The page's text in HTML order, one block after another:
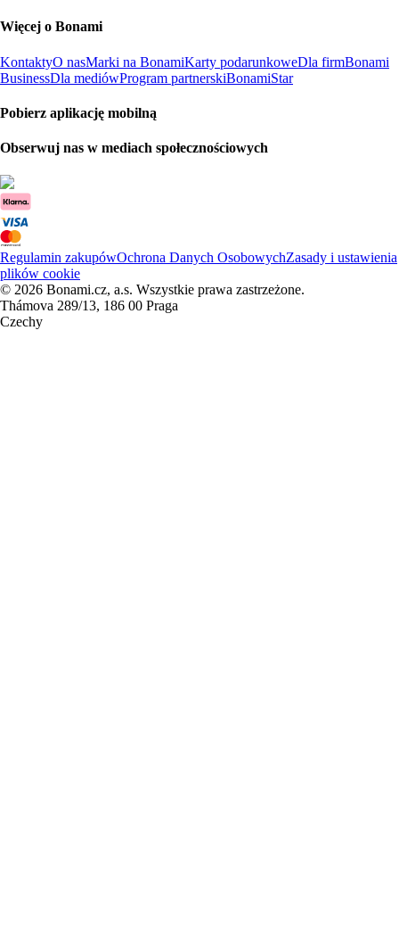
Więcej o Bonami
KontaktyO nasMarki na BonamiKarty podarunkoweDla firmBonami
BusinessDla mediówProgram partnerskiBonamiStar
Pobierz aplikację mobilną
Obserwuj nas w mediach społecznościowych
Regulamin zakupówOchrona Danych OsobowychZasady i ustawienia
plików cookie
© 2026 Bonami.cz, a.s. Wszystkie prawa zastrzeżone.
Thámova 289/13, 186 00 Praga
Czechy